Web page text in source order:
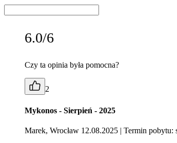
6.0/6
Czy ta opinia była pomocna?
2
Mykonos - Sierpień - 2025
Marek, Wrocław 12.08.2025 | Termin pobytu: